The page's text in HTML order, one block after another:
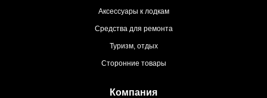
Аксессуары к лодкам
Средства для ремонта
Туризм, отдых
Сторонние товары
Компания